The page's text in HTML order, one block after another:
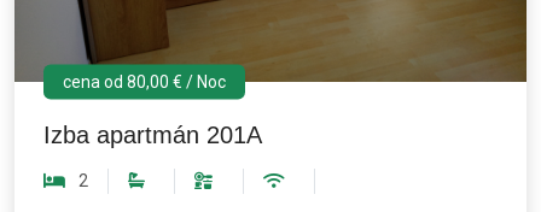
cena od 80,00 € / Noc
Izba apartmán 201A
2